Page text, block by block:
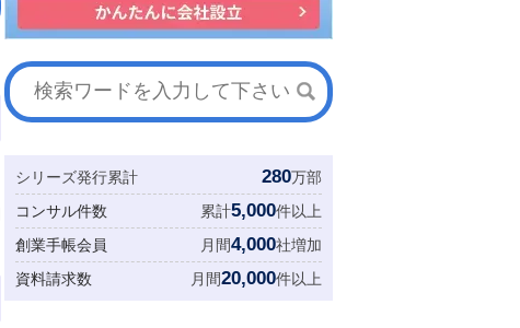
シリーズ発行累計 280万部
コンサル件数
累計5,000件以上
創業手帳会員
月間4,000社増加
資料請求数
月間20,000件以上